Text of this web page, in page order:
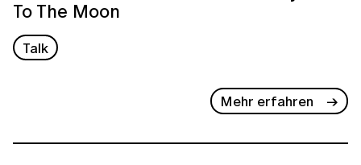
To The Moon
Talk
Mehr erfahren